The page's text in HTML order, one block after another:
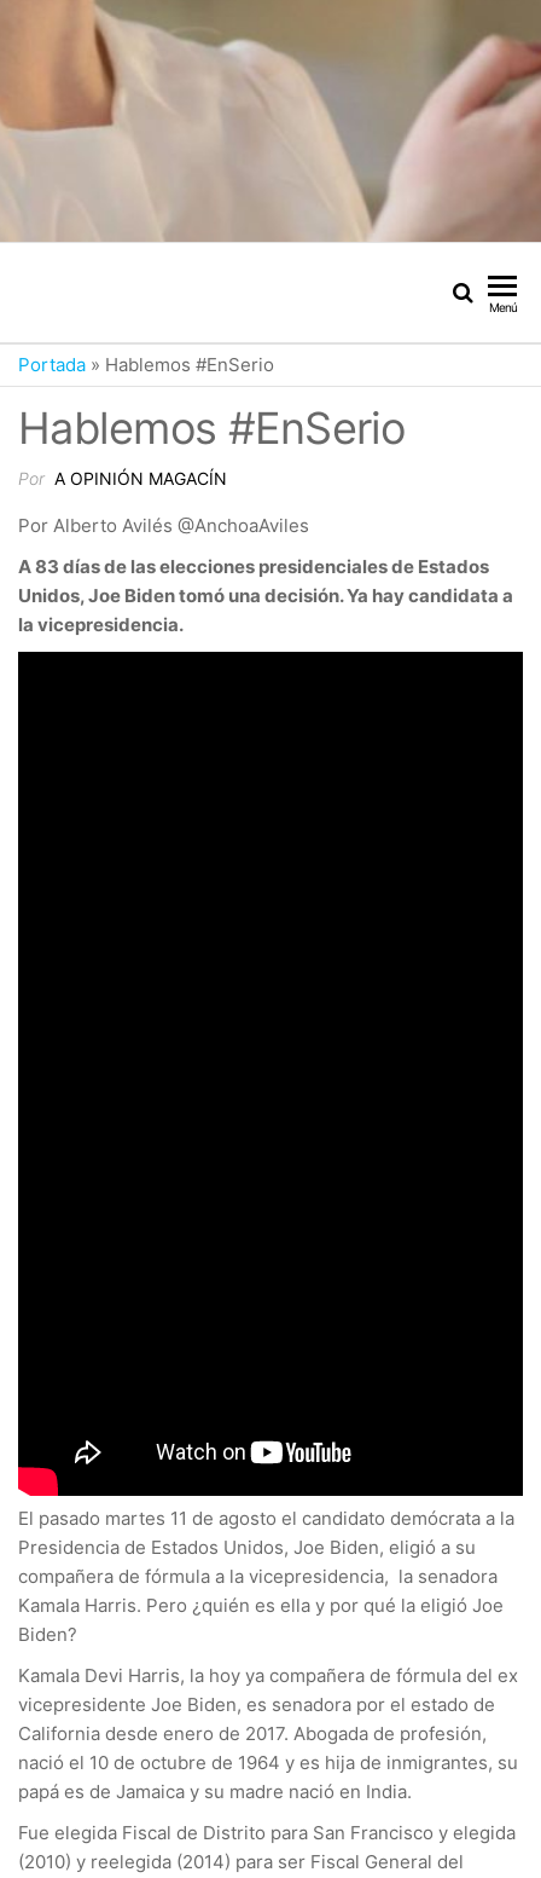
Menú
Portada » Hablemos #EnSerio
Hablemos #EnSerio
Por A OPINIÓN MAGACÍN
Por Alberto Avilés @AnchoaAviles
A 83 días de las elecciones presidenciales de Estados
Unidos, Joe Biden tomó una decisión. Ya hay candidata a
la vicepresidencia.
El pasado martes 11 de agosto el candidato demócrata a la
Presidencia de Estados Unidos, Joe Biden, eligió a su
compañera de fórmula a la vicepresidencia, la senadora
Kamala Harris. Pero ¿quién es ella y por qué la eligió Joe
Biden?
Kamala Devi Harris, la hoy ya compañera de fórmula del ex
vicepresidente Joe Biden, es senadora por el estado de
California desde enero de 2017. Abogada de profesión,
nació el 10 de octubre de 1964 y es hija de inmigrantes, su
papá es de Jamaica y su madre nació en India.
Fue elegida Fiscal de Distrito para San Francisco y elegida
(2010) y reelegida (2014) para ser Fiscal General del